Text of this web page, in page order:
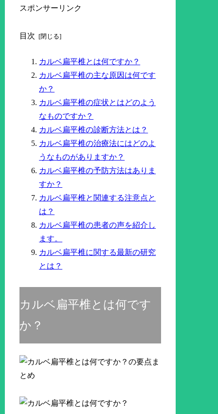
スポンサーリンク
目次
カルベ扁平椎とは何ですか？
カルベ扁平椎の主な原因は何です
か？
カルベ扁平椎の症状とはどのよう
なものですか？
カルベ扁平椎の診断方法とは？
カルベ扁平椎の治療法にはどのよ
うなものがありますか？
カルベ扁平椎の予防方法はありま
すか？
カルベ扁平椎と関連する注意点と
は？
カルベ扁平椎の患者の声を紹介し
ます。
カルベ扁平椎に関する最新の研究
とは？
カルベ扁平椎とは何です
か？